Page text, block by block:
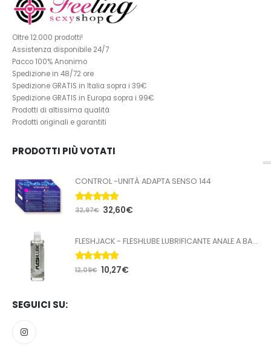
Oltre 12.000 prodotti!
Assistenza disponibile 24/7
Pacco 100% Anonimo
Spedizione in 48/72 ore
Spedizione GRATIS in Italia sopra i 39€
Spedizione GRATIS in Europa sopra i 99€
Prodotti di altissima qualità
Prodotti originali e garantiti
PRODOTTI PIÙ VOTATI
CONTROL -UNITÀ ADAPTA SENSO 144
5.00Su 5
32,97€ 32,60€
FLESHJACK - FLESHLUBE LUBRIFICANTE ANALE A BASE ACQUA 100 ML
5.00Su 5
12,09€ 10,27€
SEGUICI SU: